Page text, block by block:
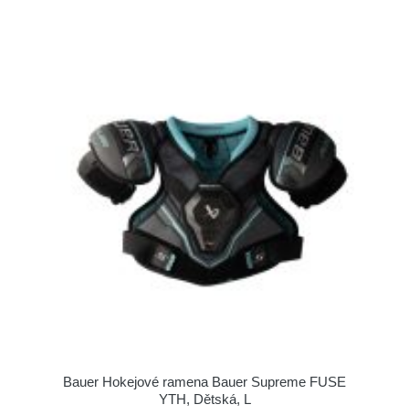
Bauer Hokejové ramena Bauer Supreme FUSE
YTH, Dětská, L